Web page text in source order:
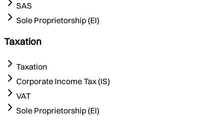
SAS
Sole Proprietorship (EI)
Taxation
Taxation
Corporate Income Tax (IS)
VAT
Sole Proprietorship (EI)